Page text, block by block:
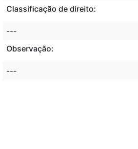
Classificação de direito:
---
Observação:
---